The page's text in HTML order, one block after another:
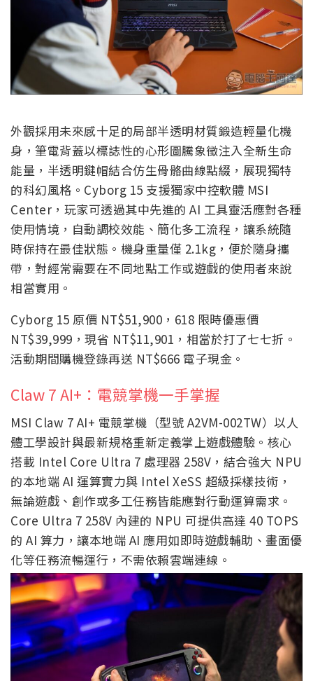
外觀採用未來感十足的局部半透明材質鍛造輕量化機
身，筆電背蓋以標誌性的心形圖騰象徵注入全新生命
能量，半透明鍵帽結合仿生骨骼曲線點綴，展現獨特
的科幻風格。Cyborg 15 支援獨家中控軟體 MSI
Center，玩家可透過其中先進的 AI 工具靈活應對各種
使用情境，自動調校效能、簡化多工流程，讓系統隨
時保持在最佳狀態。機身重量僅 2.1kg，便於隨身攜
帶，對經常需要在不同地點工作或遊戲的使用者來說
相當實用。
Cyborg 15 原價 NT$51,900，618 限時優惠價
NT$39,999，現省 NT$11,901，相當於打了七七折。
活動期間購機登錄再送 NT$666 電子現金。
Claw 7 AI+：電競掌機一手掌握
MSI Claw 7 AI+ 電競掌機（型號 A2VM-002TW）以人
體工學設計與最新規格重新定義掌上遊戲體驗。核心
搭載 Intel Core Ultra 7 處理器 258V，結合強大 NPU
的本地端 AI 運算實力與 Intel XeSS 超級採樣技術，
無論遊戲、創作或多工任務皆能應對行動運算需求。
Core Ultra 7 258V 內建的 NPU 可提供高達 40 TOPS
的 AI 算力，讓本地端 AI 應用如即時遊戲輔助、畫面優
化等任務流暢運行，不需依賴雲端連線。